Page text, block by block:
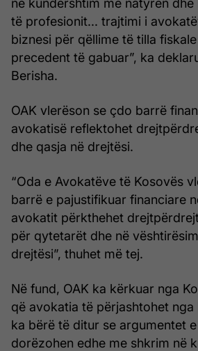
në kundërshtim me natyrën
të profesionit... trajtimi i
biznesi për qëllime të tilla
precedent të gabuar”, ka
Berisha.
OAK vlerëson se çdo barrë
avokatisë reflektohet
dhe qasja në drejtësi.
“Oda e Avokatëve të Kosovës
barrë e pajustifikuar financiare
avokatit përkthehet
për qytetarët dhe në
drejtësi”, thuhet më tej.
Në fund, OAK ka kërkuar nga
që avokatia të përjashtohet
ka bërë të ditur se argumentet
dorëzohen edhe me shkrim në